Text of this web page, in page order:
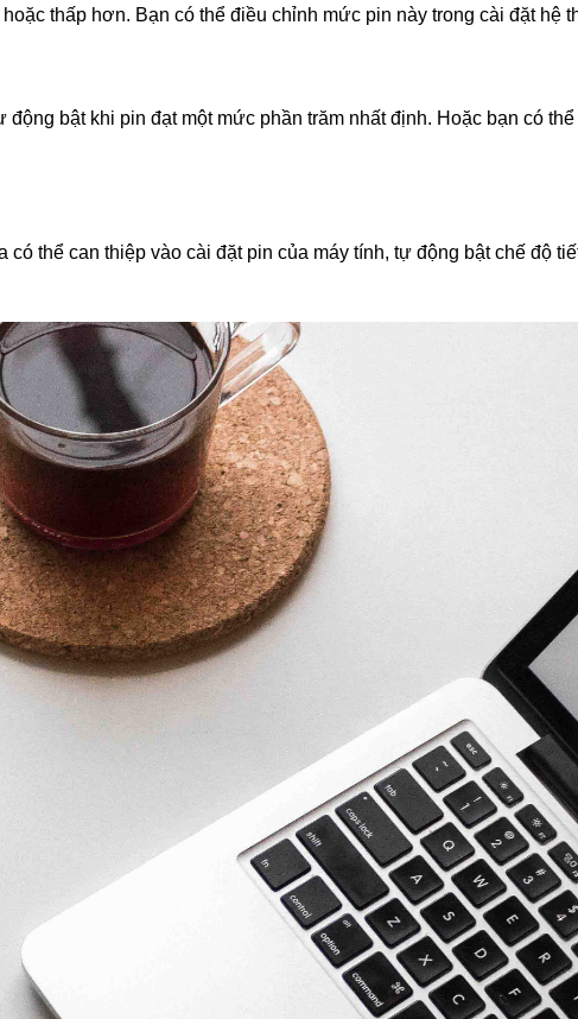
thấp hơn. Bạn có thể điều chỉnh mức pin này trong cài đặt hệ
động bật khi pin đạt một mức phần trăm nhất định. Hoặc bạn có
có thể can thiệp vào cài đặt pin của máy tính, tự động bật chế độ